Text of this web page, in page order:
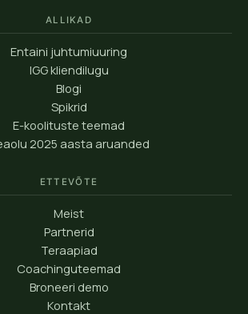
ALLIKAD
Entaini juhtumiuuring
IGG kliendilugu
Blogi
Spikrid
E-koolituste teemad
2025 aasta aruanded
ETTEVÕTE
Meist
Partnerid
Teraapiad
Coachinguteemad
Broneeri demo
Kontakt